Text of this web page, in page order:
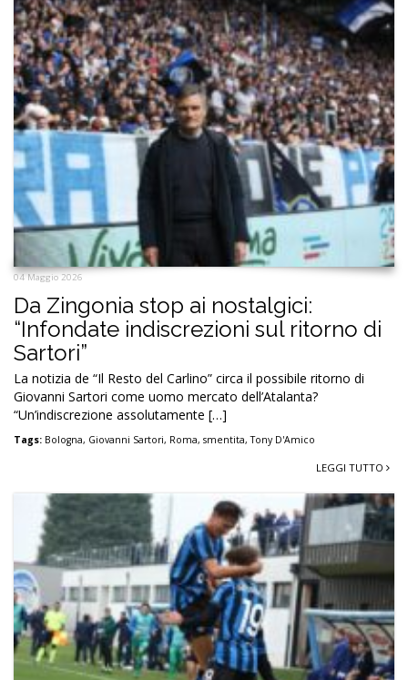
04 Maggio 2026
Da Zingonia stop ai nostalgici:
“Infondate indiscrezioni sul ritorno di
Sartori”
La notizia de “Il Resto del Carlino” circa il possibile ritorno di
Giovanni Sartori come uomo mercato dell’Atalanta?
“Un’indiscrezione assolutamente […]
Tags: Bologna, Giovanni Sartori, Roma, smentita,Tony D'Amico
LEGGI TUTTO